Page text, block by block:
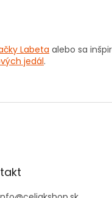
Labeta alebo sa
jedál.